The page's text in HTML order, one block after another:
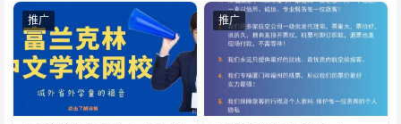
推广 推广